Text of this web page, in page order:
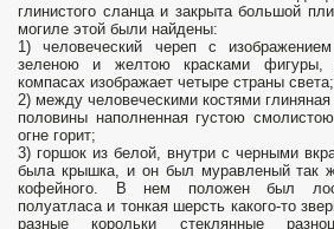
глинистого сланца и закрыта большой
могиле этой были найдены:
1) человеческий череп с
зеленою и желтою красками фигуры,
компасах изображает четыре страны света;
2) между человеческими костями
половины наполненная густою
огне горит;
3) горшок из белой, внутри с черными
была крышка, и он был муравленый так
кофейного. В нем положен был
полуатласа и тонкая шерсть какого-то
разные корольки стеклянные